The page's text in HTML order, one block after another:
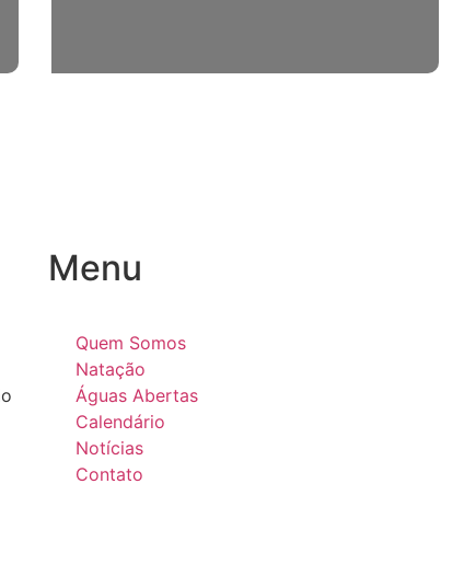
Menu
Quem Somos
Natação
Águas Abertas
Calendário
Notícias
Contato